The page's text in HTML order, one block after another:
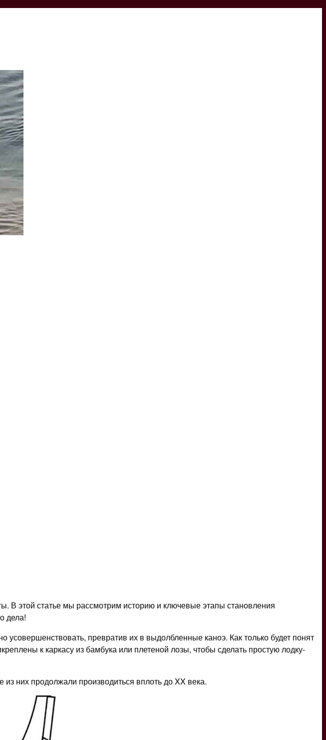
В этой статье мы рассмотрим историю и ключевые этапы становления
дела!
превратив их в выдолбленные каноэ. Как только будет понят
к каркасу из бамбука или плетеной лозы, чтобы сделать простую лодку-
них продолжали производиться вплоть до XX века.